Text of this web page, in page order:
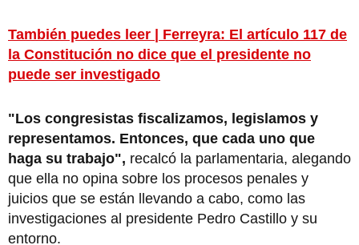
También puedes leer | Ferreyra: El artículo 117 de
la Constitución no dice que el presidente no
puede ser investigado
"Los congresistas fiscalizamos, legislamos y
representamos. Entonces, que cada uno que
haga su trabajo", recalcó la parlamentaria, alegando
que ella no opina sobre los procesos penales y
juicios que se están llevando a cabo, como las
investigaciones al presidente Pedro Castillo y su
entorno.